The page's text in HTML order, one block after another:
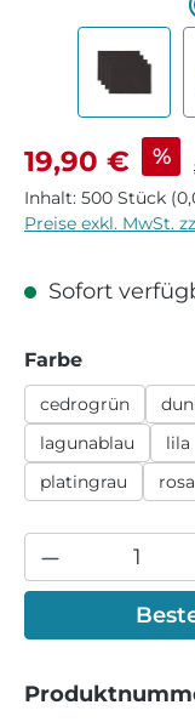
Verkaufspreis:
19,90 € %
Inhalt: 500 Stück
Preise exkl. MwSt.
Sofort
Farbeauswählen
cedrogrün
lagunablau
lila
platingrau
rosa